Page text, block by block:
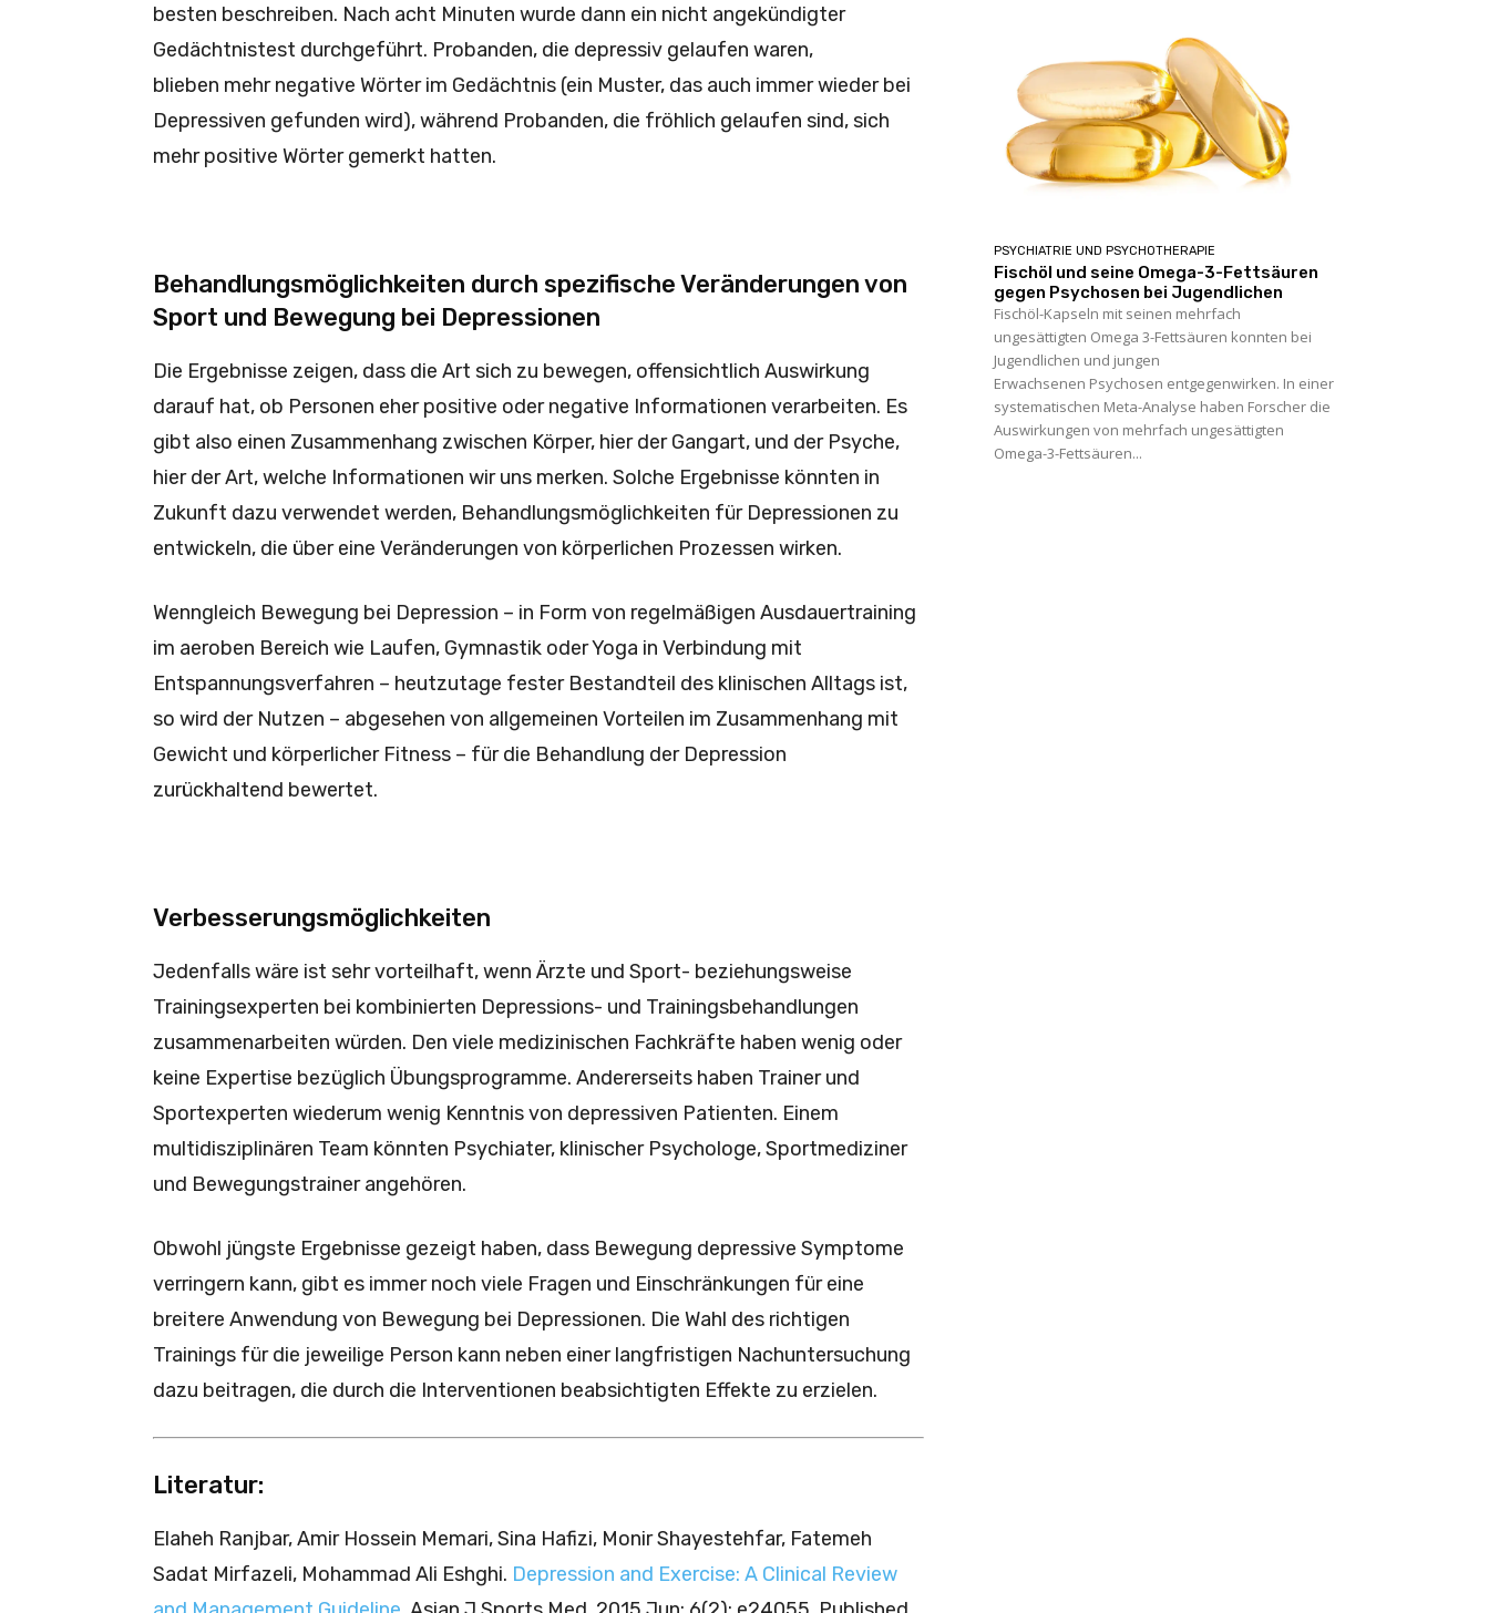
besten beschreiben. Nach acht Minuten wurde dann ein nicht angekündigter
Gedächtnistest durchgeführt. Probanden, die depressiv gelaufen waren,
blieben mehr negative Wörter im Gedächtnis (ein Muster, das auch immer wieder bei
Depressiven gefunden wird), während Probanden, die fröhlich gelaufen sind, sich
mehr positive Wörter gemerkt hatten.
Behandlungsmöglichkeiten durch spezifische Veränderungen von
Sport und Bewegung bei Depressionen
Die Ergebnisse zeigen, dass die Art sich zu bewegen, offensichtlich Auswirkung
darauf hat, ob Personen eher positive oder negative Informationen verarbeiten. Es
gibt also einen Zusammenhang zwischen Körper, hier der Gangart, und der Psyche,
hier der Art, welche Informationen wir uns merken. Solche Ergebnisse könnten in
Zukunft dazu verwendet werden, Behandlungsmöglichkeiten für Depressionen zu
entwickeln, die über eine Veränderungen von körperlichen Prozessen wirken.
Wenngleich Bewegung bei Depression – in Form von regelmäßigen Ausdauertraining
im aeroben Bereich wie Laufen, Gymnastik oder Yoga in Verbindung mit
Entspannungsverfahren – heutzutage fester Bestandteil des klinischen Alltags ist,
so wird der Nutzen – abgesehen von allgemeinen Vorteilen im Zusammenhang mit
Gewicht und körperlicher Fitness – für die Behandlung der Depression
zurückhaltend bewertet.
Verbesserungsmöglichkeiten
Jedenfalls wäre ist sehr vorteilhaft, wenn Ärzte und Sport- beziehungsweise
Trainingsexperten bei kombinierten Depressions- und Trainingsbehandlungen
zusammenarbeiten würden. Den viele medizinischen Fachkräfte haben wenig oder
keine Expertise bezüglich Übungsprogramme. Andererseits haben Trainer und
Sportexperten wiederum wenig Kenntnis von depressiven Patienten. Einem
multidisziplinären Team könnten Psychiater, klinischer Psychologe, Sportmediziner
und Bewegungstrainer angehören.
Obwohl jüngste Ergebnisse gezeigt haben, dass Bewegung depressive Symptome
verringern kann, gibt es immer noch viele Fragen und Einschränkungen für eine
breitere Anwendung von Bewegung bei Depressionen. Die Wahl des richtigen
Trainings für die jeweilige Person kann neben einer langfristigen Nachuntersuchung
dazu beitragen, die durch die Interventionen beabsichtigten Effekte zu erzielen.
Literatur:
Elaheh Ranjbar, Amir Hossein Memari, Sina Hafizi, Monir Shayestehfar, Fatemeh
Sadat Mirfazeli, Mohammad Ali Eshghi. Depression and Exercise: A Clinical Review
PSYCHIATRIE UND PSYCHOTHERAPIE
Fischöl und seine Omega-3-Fettsäuren
gegen Psychosen bei Jugendlichen
Fischöl-Kapseln mit seinen mehrfach
ungesättigten Omega 3-Fettsäuren konnten bei
Jugendlichen und jungen
Erwachsenen Psychosen entgegenwirken. In einer
systematischen Meta-Analyse haben Forscher die
Auswirkungen von mehrfach ungesättigten
Omega-3-Fettsäuren...